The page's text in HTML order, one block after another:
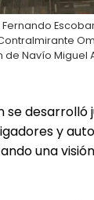
Navío Miguel
se
y
una